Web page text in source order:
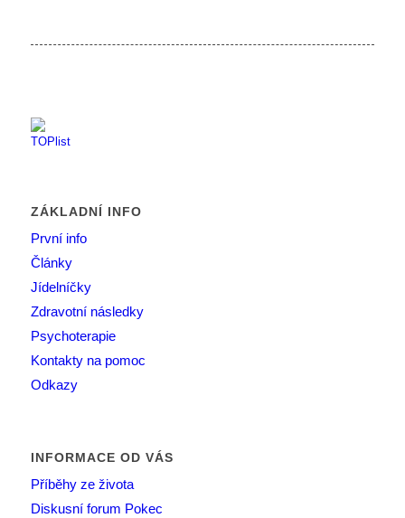
ZÁKLADNÍ INFO
První info
Články
Jídelníčky
Zdravotní následky
Psychoterapie
Kontakty na pomoc
Odkazy
INFORMACE OD VÁS
Příběhy ze života
Diskusní forum Pokec